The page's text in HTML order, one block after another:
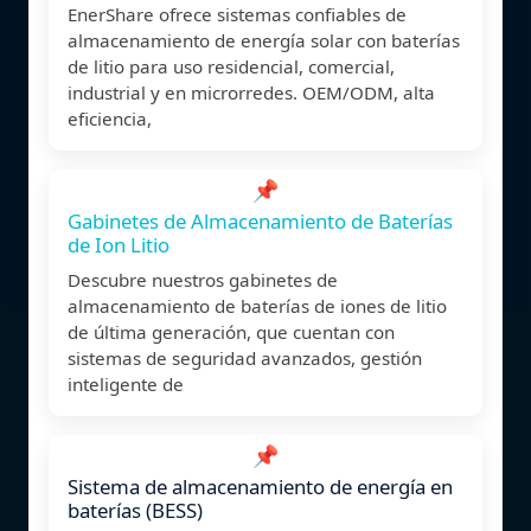
EnerShare ofrece sistemas confiables de
almacenamiento de energía solar con baterías
de litio para uso residencial, comercial,
industrial y en microrredes. OEM/ODM, alta
eficiencia,
📌
Gabinetes de Almacenamiento de Baterías
de Ion Litio
Descubre nuestros gabinetes de
almacenamiento de baterías de iones de litio
de última generación, que cuentan con
sistemas de seguridad avanzados, gestión
inteligente de
📌
Sistema de almacenamiento de energía en
baterías (BESS)